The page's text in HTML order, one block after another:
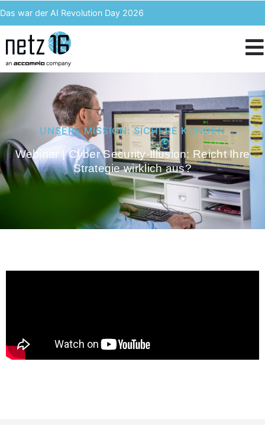
Das war der AI Revolution Day 2026
Kern AI wird accompio AI
Unser Event des Jahres – Wir blicken zurück auf den 3. ACST
IT-Kosten einsparen & langfristig profitieren – Enterprise Analytics
UNSERE MISSION: SICHERE KUNDEN
Webinar | Cyber Security-Illusion: Reicht Ihre
Strategie wirklich aus?